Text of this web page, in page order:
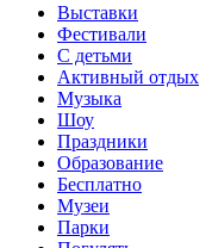
Выставки
Фестивали
С детьми
Активный отдых
Музыка
Шоу
Праздники
Образование
Бесплатно
Музеи
Парки